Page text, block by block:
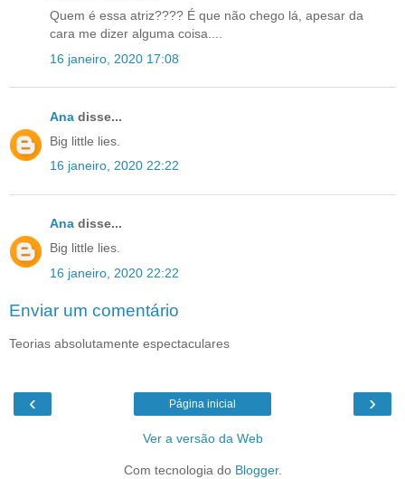
Quem é essa atriz???? É que não chego lá, apesar da
cara me dizer alguma coisa....
16 janeiro, 2020 17:08
Ana disse...
Big little lies.
16 janeiro, 2020 22:22
Ana disse...
Big little lies.
16 janeiro, 2020 22:22
Enviar um comentário
Teorias absolutamente espectaculares
‹ ›
Página inicial
Ver a versão da Web
Com tecnologia do Blogger.